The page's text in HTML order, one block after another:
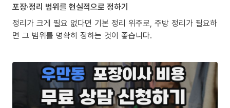
포장·정리 범위를 현실적으로 정하기
정리가 크게 필요 없다면 기본 정리 위주로, 주방 정리가 필요하
면 그 범위를 명확히 정하는 것이 좋습니다.